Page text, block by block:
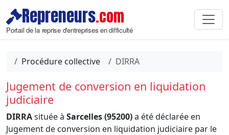
Repreneurs.com
Portail de la reprise d'entreprises en difficulté
Procédure collective DIRRA
Jugement de conversion en liquidation
judiciaire
DIRRAsituée à Sarcelles (95200)a été déclarée en
Jugement de conversion en liquidation judiciaire par le